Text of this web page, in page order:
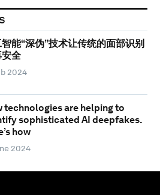
智能“深伪”技术让传统的面部识别
全
2024
technologies are helping to
sophisticated AI deepfakes.
how
2024